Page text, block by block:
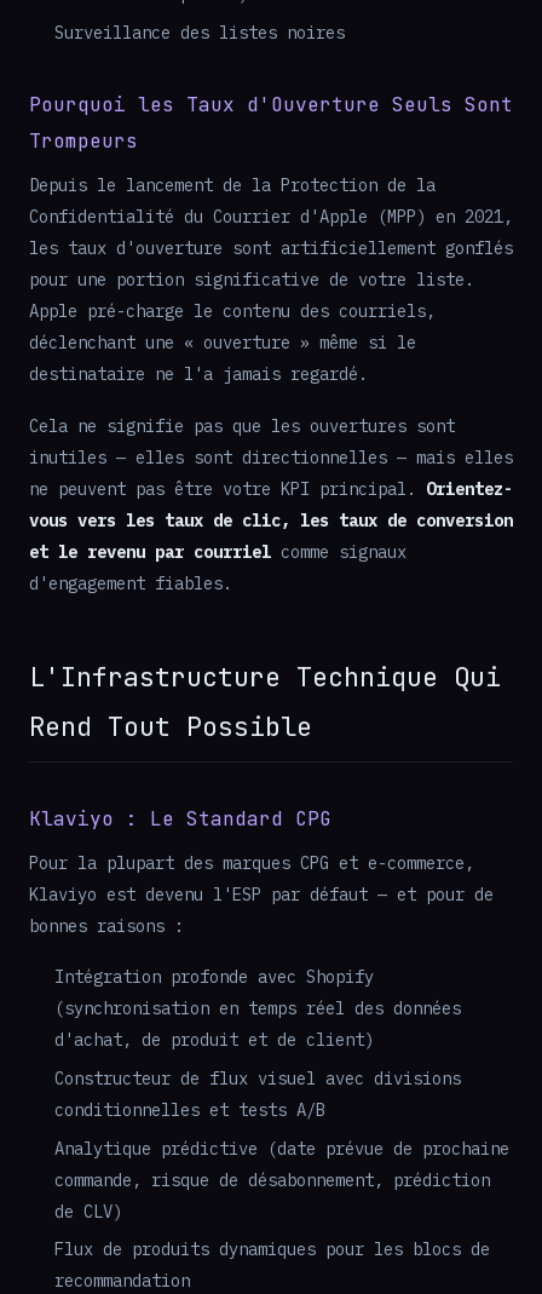
Surveillance des listes noires
Pourquoi les Taux d'Ouverture Seuls Sont
Trompeurs
Depuis le lancement de la Protection de la
Confidentialité du Courrier d'Apple (MPP) en 2021,
les taux d'ouverture sont artificiellement gonflés
pour une portion significative de votre liste.
Apple pré-charge le contenu des courriels,
déclenchant une « ouverture » même si le
destinataire ne l'a jamais regardé.
Cela ne signifie pas que les ouvertures sont
inutiles — elles sont directionnelles — mais elles
ne peuvent pas être votre KPI principal. Orientez-
vous vers les taux de clic, les taux de conversion
et le revenu par courriel comme signaux
d'engagement fiables.
L'Infrastructure Technique Qui
Rend Tout Possible
Klaviyo : Le Standard CPG
Pour la plupart des marques CPG et e-commerce,
Klaviyo est devenu l'ESP par défaut — et pour de
bonnes raisons :
Intégration profonde avec Shopify
(synchronisation en temps réel des données
d'achat, de produit et de client)
Constructeur de flux visuel avec divisions
conditionnelles et tests A/B
Analytique prédictive (date prévue de prochaine
commande, risque de désabonnement, prédiction
de CLV)
Flux de produits dynamiques pour les blocs de
recommandation